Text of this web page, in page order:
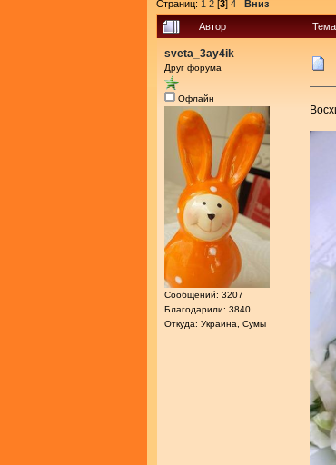
Страниц: 1 2 [3] 4 Вниз
Автор
sveta_3ay4ik
Друг форума
Офлайн
Сообщений: 3207
Благодарили: 3840
Откуда: Украина, Сумы